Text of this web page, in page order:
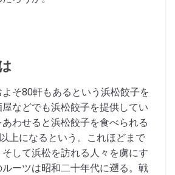
そ80軒もあるという浜松餃子を
などでも浜松餃子を提供してい
わせると浜松餃子を食べられる
上になるという。これほどまで
して浜松を訪れる人々を虜にす
ーツは昭和二十年代に遡る。戦